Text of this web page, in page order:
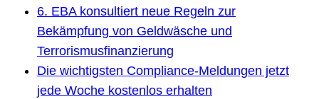
6. EBA konsultiert neue Regeln zur
Bekämpfung von Geldwäsche und
Terrorismusfinanzierung
Die wichtigsten Compliance-Meldungen jetzt
jede Woche kostenlos erhalten